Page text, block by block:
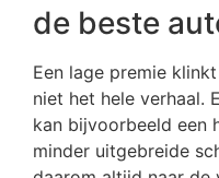
de beste
Een lage premie
niet het hele verhaal.
kan bijvoorbeeld een
minder uitgebreide